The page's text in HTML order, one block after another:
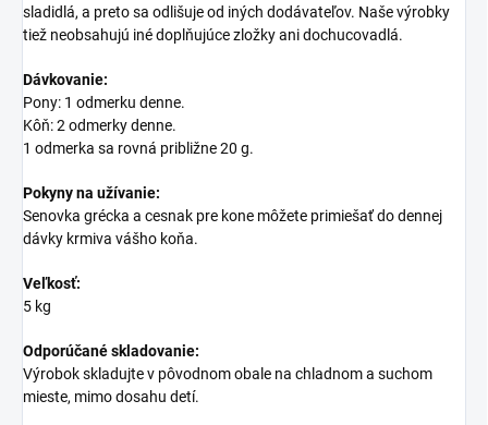
sladidlá, a preto sa odlišuje od iných dodávateľov. Naše výrobky
tiež neobsahujú iné doplňujúce zložky ani dochucovadlá.
Dávkovanie:
Pony: 1 odmerku denne.
Kôň: 2 odmerky denne.
1 odmerka sa rovná približne 20 g.
Pokyny na užívanie:
Senovka grécka a cesnak pre kone môžete primiešať do dennej
dávky krmiva vášho koňa.
Veľkosť:
5 kg
Odporúčané skladovanie:
Výrobok skladujte v pôvodnom obale na chladnom a suchom
mieste, mimo dosahu detí.